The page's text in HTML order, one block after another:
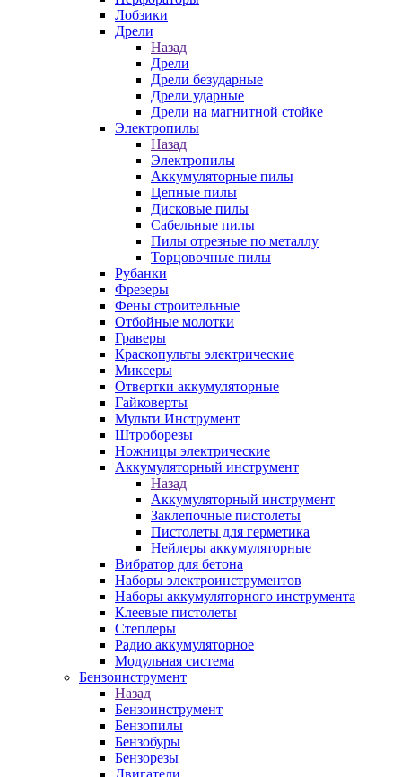
Лобзики
Дрели
Назад
Дрели
Дрели безударные
Дрели ударные
Дрели на магнитной стойке
Электропилы
Назад
Электропилы
Аккумуляторные пилы
Цепные пилы
Дисковые пилы
Сабельные пилы
Пилы отрезные по металлу
Торцовочные пилы
Рубанки
Фрезеры
Фены строительные
Отбойные молотки
Граверы
Краскопульты электрические
Миксеры
Отвертки аккумуляторные
Гайковерты
Мульти Инструмент
Штроборезы
Ножницы электрические
Аккумуляторный инструмент
Назад
Аккумуляторный инструмент
Заклепочные пистолеты
Пистолеты для герметика
Нейлеры аккумуляторные
Вибратор для бетона
Наборы электроинструментов
Наборы аккумуляторного инструмента
Клеевые пистолеты
Степлеры
Радио аккумуляторное
Модульная система
Бензоинструмент
Назад
Бензоинструмент
Бензопилы
Бензобуры
Бензорезы
Двигатели